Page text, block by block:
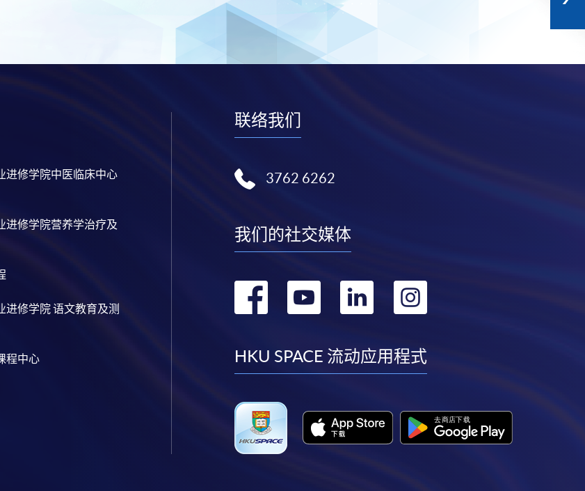
进修学院中医临床中心
进修学院营养学治疗及
进修学院 语文教育及测
程中心
联络我们
3762 6262
我们的社交媒体
转
facebook
转
youtube
转
linkedin
转
instagram
HKU SPACE 流动应用程式